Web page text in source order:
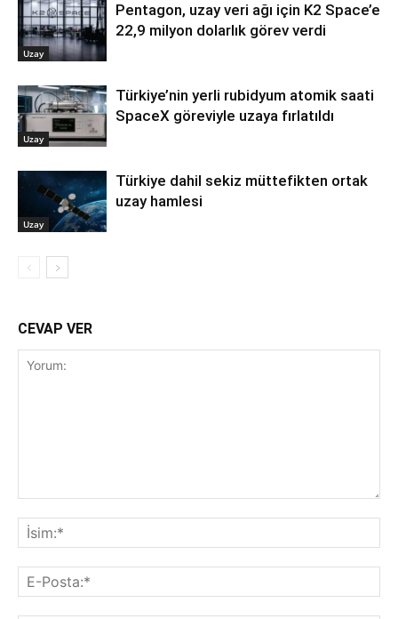
Uzay
Pentagon, uzay veri ağı için K2 Space’e
22,9 milyon dolarlık görev verdi
Uzay
Türkiye’nin yerli rubidyum atomik saati
SpaceX göreviyle uzaya fırlatıldı
Uzay
Türkiye dahil sekiz müttefikten ortak
uzay hamlesi
CEVAP VER